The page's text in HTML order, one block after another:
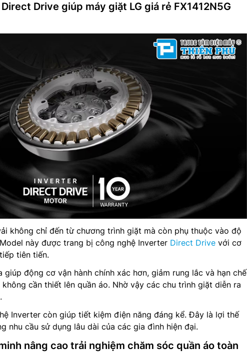
Drive giúp máy giặt LG giá rẻ FX1412N5G
không chỉ đến từ chương trình giặt mà còn phụ thuộc vào độ
này được trang bị công nghệ Inverter Direct Drive với cơ
tiên tiến.
giúp động cơ vận hành chính xác hơn, giảm rung lắc và hạn chế
cần thiết lên quần áo. Nhờ vậy các chu trình giặt diễn ra
Inverter còn giúp tiết kiệm điện năng đáng kể. Đây là lợi thế
nhu cầu sử dụng lâu dài của các gia đình hiện đại.
nâng cao trải nghiệm chăm sóc quần áo toàn